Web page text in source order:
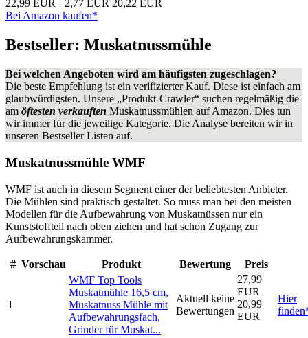
22,99 EUR −2,77 EUR 20,22 EUR
Bei Amazon kaufen*
Bestseller: Muskatnussmühle
Bei welchen Angeboten wird am häufigsten zugeschlagen?
Die beste Empfehlung ist ein verifizierter Kauf. Diese ist einfach am
glaubwürdigsten. Unsere „Produkt-Crawler“ suchen regelmäßig die
am öftesten verkauften Muskatnussmühlen auf Amazon. Dies tun
wir immer für die jeweilige Kategorie. Die Analyse bereiten wir in
unseren Bestseller Listen auf.
Muskatnussmühle WMF
WMF ist auch in diesem Segment einer der beliebtesten Anbieter.
Die Mühlen sind praktisch gestaltet. So muss man bei den meisten
Modellen für die Aufbewahrung von Muskatnüssen nur ein
Kunststoffteil nach oben ziehen und hat schon Zugang zur
Aufbewahrungskammer.
# Vorschau Produkt Bewertung Preis
1
WMF Top Tools
Muskatmühle 16,5 cm,
Muskatnuss Mühle mit
Aufbewahrungsfach,
Grinder für Muskat...
Aktuell keine
Bewertungen
27,99
EUR
20,99
EUR
Hier